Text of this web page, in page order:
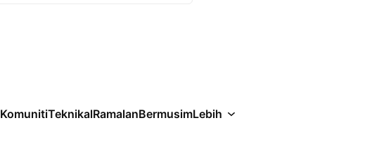
KomunitiTeknikalRamalanBermusimLebih